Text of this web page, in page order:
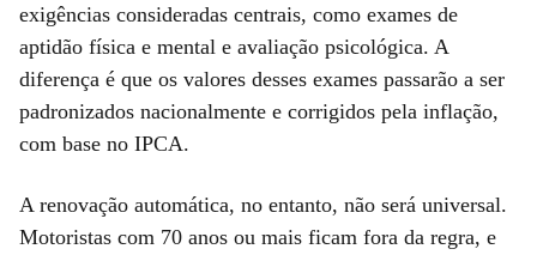
exigências consideradas centrais, como exames de
aptidão física e mental e avaliação psicológica. A
diferença é que os valores desses exames passarão a ser
padronizados nacionalmente e corrigidos pela inflação,
com base no IPCA.
A renovação automática, no entanto, não será universal.
Motoristas com 70 anos ou mais ficam fora da regra, e